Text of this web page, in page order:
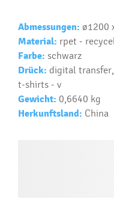
Ako si vybrať
Text...
Abmessungen: ø1200
Material: rpet -
Farbe: schwarz
Drück: digital
t-shirts - v
Gewicht: 0,6640 kg
Herkunftsland: China